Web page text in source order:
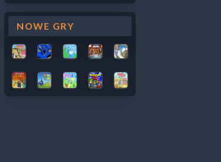
NOWE GRY